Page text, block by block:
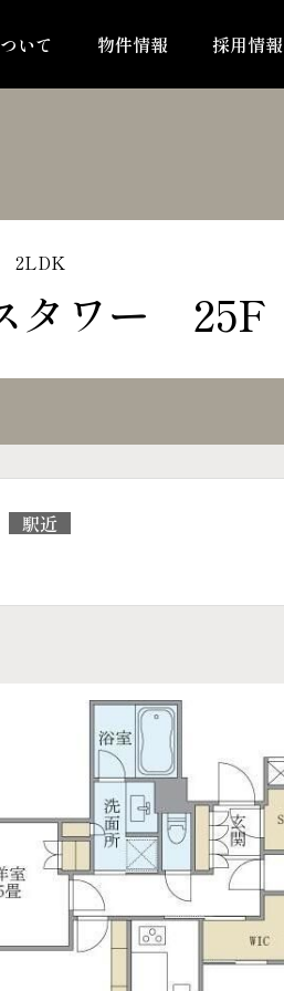
いて 物件情報 採用情報
2LDK
タワー 25F
駅近